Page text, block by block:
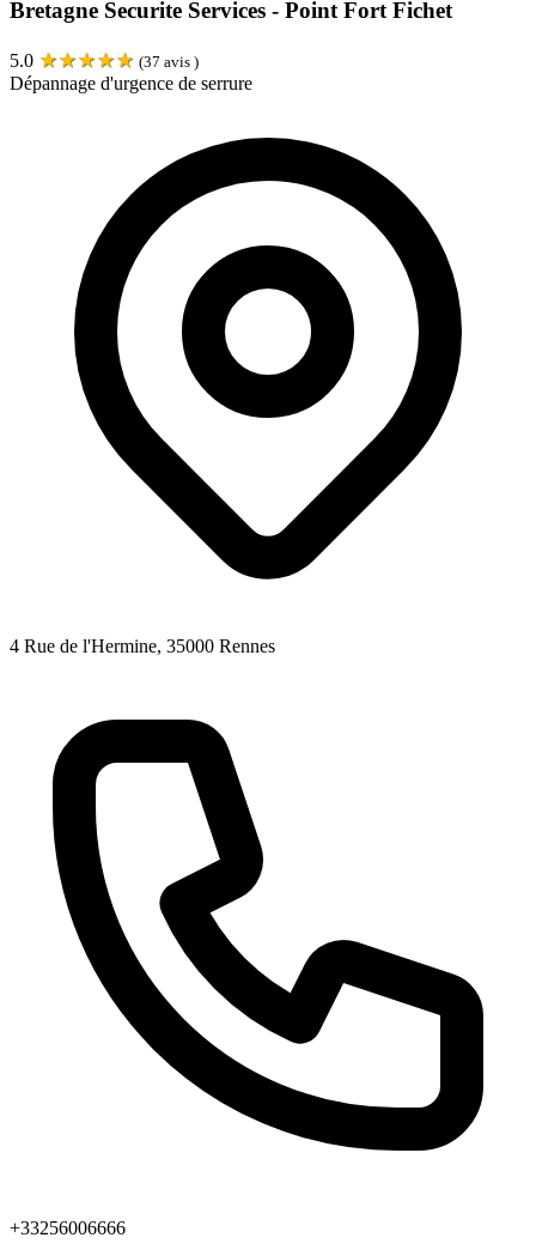
Bretagne Securite Services - Point Fort Fichet
5.0 ★★★★★ (37 avis )
Dépannage d'urgence de serrure
4 Rue de l'Hermine, 35000 Rennes
+33256006666